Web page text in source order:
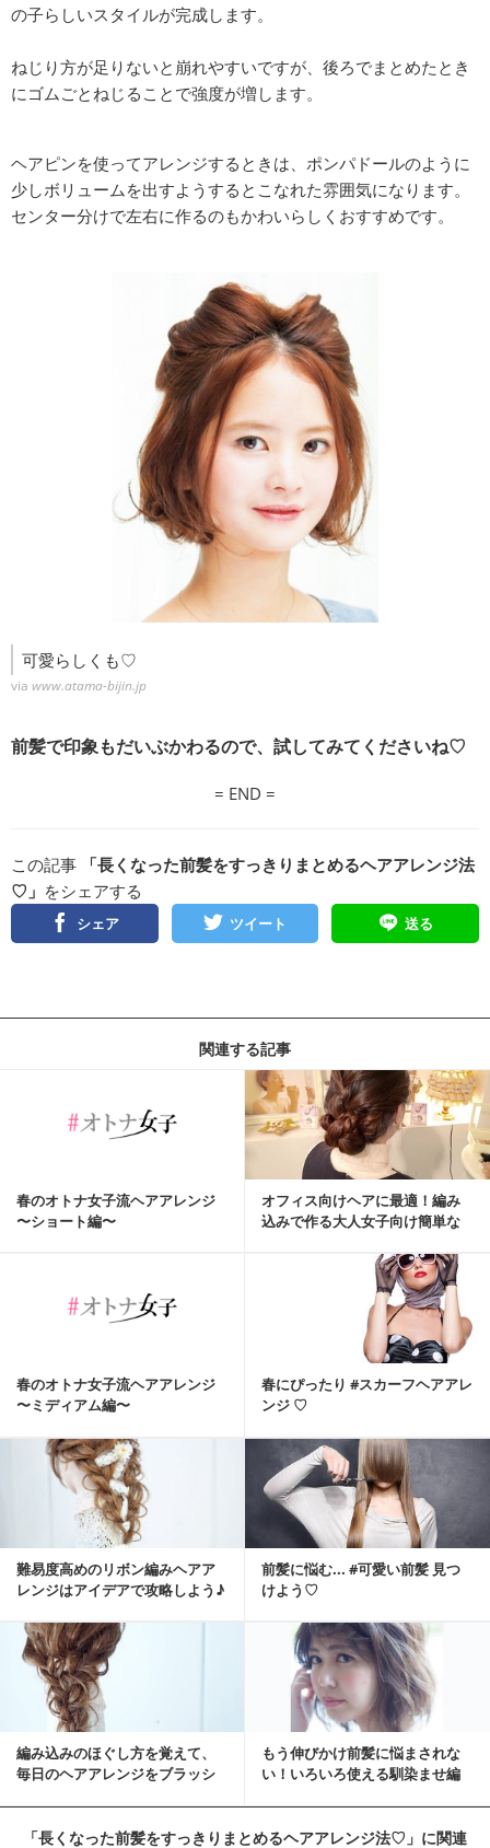
の子らしいスタイルが完成します。
ねじり方が足りないと崩れやすいですが、後ろでまとめたとき
にゴムごとねじることで強度が増します。
ヘアピンを使ってアレンジするときは、ポンパドールのように
少しボリュームを出すようするとこなれた雰囲気になります。
センター分けで左右に作るのもかわいらしくおすすめです。
可愛らしくも♡
via www.atama-bijin.jp
前髪で印象もだいぶかわるので、試してみてくださいね♡
= END =
この記事
「長くなった前髪をすっきりまとめるヘアアレンジ法
♡」 をシェアする
シェア ツイート 送る
関連する記事
春のオトナ女子流ヘアアレンジ
〜ショート編〜
オフィス向けヘアに最適！編み
込みで作る大人女子向け簡単な
春のオトナ女子流ヘアアレンジ
〜ミディアム編〜
春にぴったり #スカーフヘアアレ
ンジ ♡
難易度高めのリボン編みヘアア
レンジはアイデアで攻略しよう♪
前髪に悩む... #可愛い前髪 見つ
けよう♡
編み込みのほぐし方を覚えて、
毎日のヘアアレンジをブラッシ
もう伸びかけ前髪に悩まされな
い！いろいろ使える馴染ませ編
「長くなった前髪をすっきりまとめるヘアアレンジ法♡」 に関連